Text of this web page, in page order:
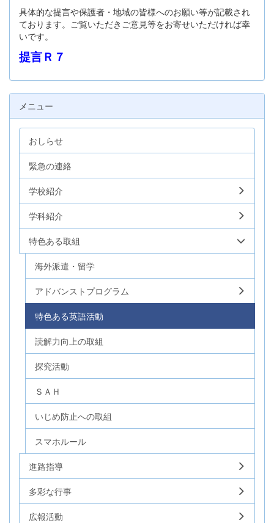
具体的な提言や保護者・地域の皆様へのお願い等が記載され
ております。ご覧いただきご意見等をお寄せいただければ幸
いです。
提言Ｒ７
メニュー
おしらせ
緊急の連絡
学校紹介
学科紹介
特色ある取組
海外派遣・留学
アドバンストプログラム
特色ある英語活動
読解力向上の取組
探究活動
ＳＡＨ
いじめ防止への取組
スマホルール
進路指導
多彩な行事
広報活動